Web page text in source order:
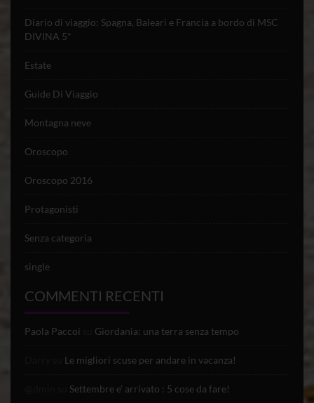
Diario di viaggio: Spagna, Baleari e Francia a bordo di MSC
DIVINA 5*
Estate
Guide Di Viaggio
Montagna neve
Oroscopo
Oroscopo 2016
Protagonisti
Senza categoria
single
COMMENTI RECENTI
Paola Paccoi Giordania: una terra senza tempo
Le migliori scuse per andare in vacanza!
Settembre e’ arrivato : 5 cose da fare!